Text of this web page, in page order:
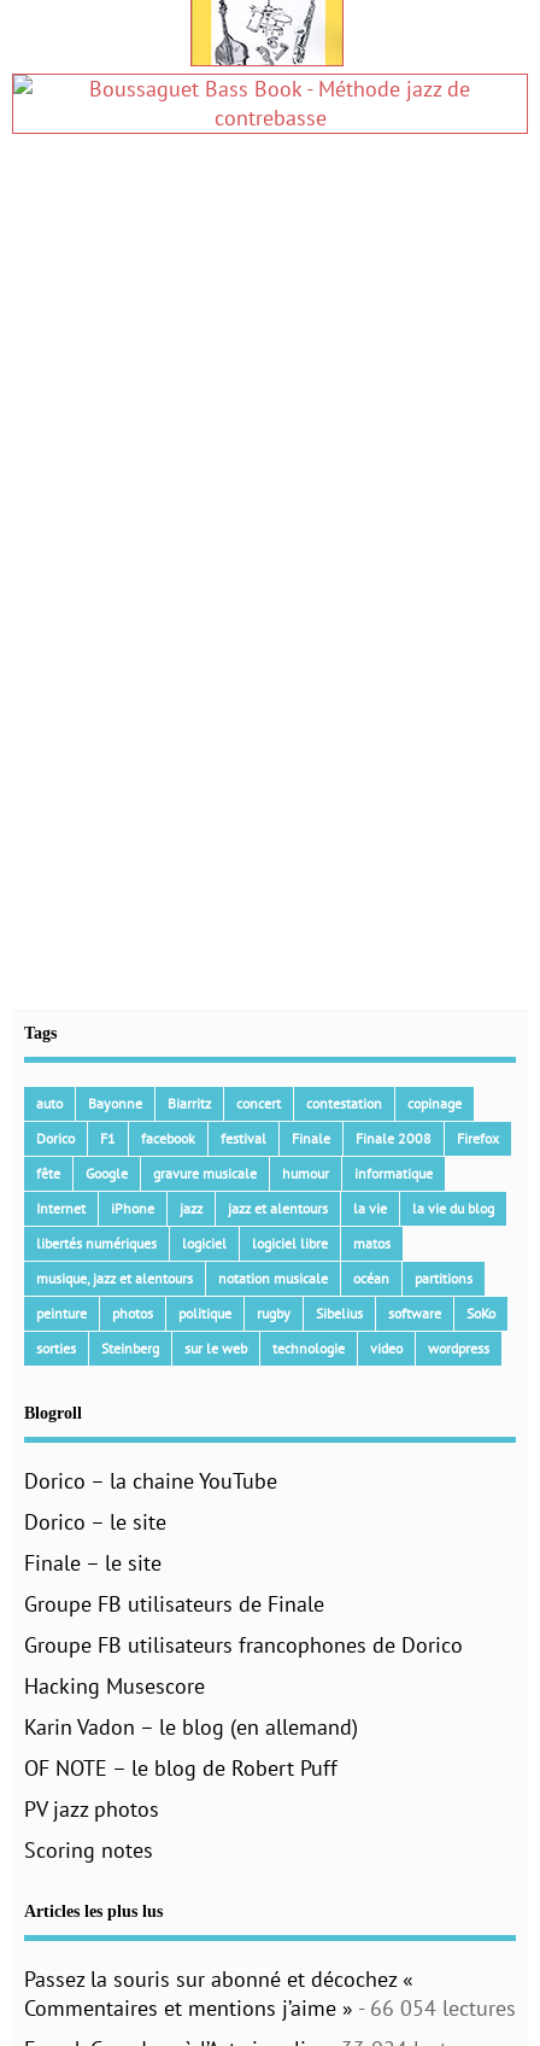
Tags
auto Bayonne Biarritz concert contestation
copinage
Dorico
F1 facebook festival Finale Finale 2008
Firefox
fête
Google gravure musicale humour
informatique
Internet
iPhone jazz jazz et alentours la vie
la vie du blog
libertés numériques
logiciel logiciel libre
matos
musique, jazz et alentours
notation musicale océan
partitions
peinture
photos politique rugby Sibelius software
SoKo
sorties
Steinberg sur le web technologie video wordpress
Blogroll
Dorico – la chaine YouTube
Dorico – le site
Finale – le site
Groupe FB utilisateurs de Finale
Groupe FB utilisateurs francophones de Dorico
Hacking Musescore
Karin Vadon – le blog (en allemand)
OF NOTE – le blog de Robert Puff
PV jazz photos
Scoring notes
Articles les plus lus
Passez la souris sur abonné et décochez «
Commentaires et mentions j’aime » - 66 054 lectures